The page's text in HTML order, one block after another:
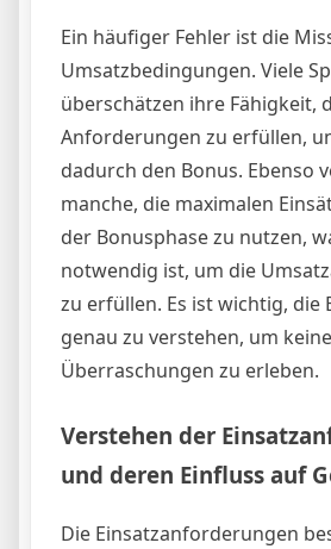
Ein häufiger Fehler ist die
Umsatzbedingungen. Viele
überschätzen ihre Fähigkeit,
Anforderungen zu erfüllen,
dadurch den Bonus. Ebenso
manche, die maximalen
der Bonusphase zu nutzen,
notwendig ist, um die
zu erfüllen. Es ist wichtig, die
genau zu verstehen, um
Überraschungen zu erleben.
Verstehen der
und deren Einfluss auf
Die Einsatzanforderungen